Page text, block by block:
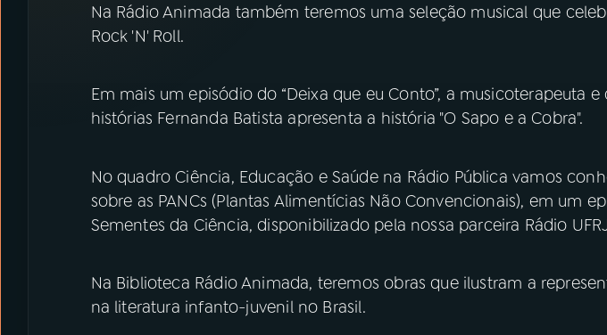
YouTube Facebook
Na Rádio Animada também teremos uma seleção musical que
Rock 'N' Roll.
Em mais um episódio do “Deixa que eu Conto”, a musicoterapeuta
histórias Fernanda Batista apresenta a história "O Sapo e a Cobra".
No quadro Ciência, Educação e Saúde na Rádio Pública vamos
sobre as PANCs (Plantas Alimentícias Não Convencionais), em um
Sementes da Ciência, disponibilizado pela nossa parceira Rádio
Na Biblioteca Rádio Animada, teremos obras que ilustram a
na literatura infanto-juvenil no Brasil.